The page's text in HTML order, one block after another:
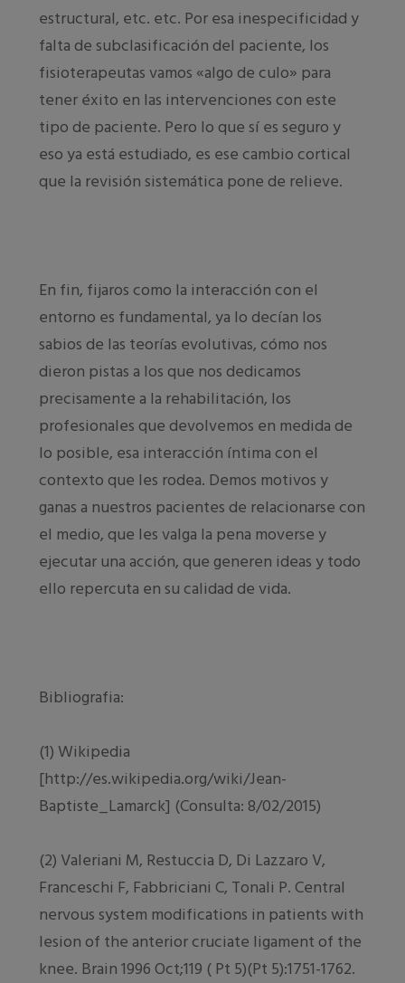
estructural, etc. etc. Por esa inespecificidad y
falta de subclasificación del paciente, los
fisioterapeutas vamos «algo de culo» para
tener éxito en las intervenciones con este
tipo de paciente. Pero lo que sí es seguro y
eso ya está estudiado, es ese cambio cortical
que la revisión sistemática pone de relieve.
En fin, fijaros como la interacción con el
entorno es fundamental, ya lo decían los
sabios de las teorías evolutivas, cómo nos
dieron pistas a los que nos dedicamos
precisamente a la rehabilitación, los
profesionales que devolvemos en medida de
lo posible, esa interacción íntima con el
contexto que les rodea. Demos motivos y
ganas a nuestros pacientes de relacionarse con
el medio, que les valga la pena moverse y
ejecutar una acción, que generen ideas y todo
ello repercuta en su calidad de vida.
Bibliografia:
(1) Wikipedia
[http://es.wikipedia.org/wiki/Jean-
Baptiste_Lamarck] (Consulta: 8/02/2015)
(2) Valeriani M, Restuccia D, Di Lazzaro V,
Franceschi F, Fabbriciani C, Tonali P. Central
nervous system modifications in patients with
lesion of the anterior cruciate ligament of the
knee. Brain 1996 Oct;119 ( Pt 5)(Pt 5):1751-1762.